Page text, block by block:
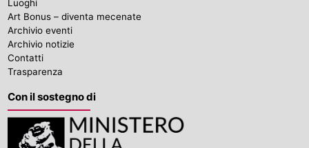
Luoghi
Art Bonus – diventa mecenate
Archivio eventi
Archivio notizie
Contatti
Trasparenza
Con il sostegno di